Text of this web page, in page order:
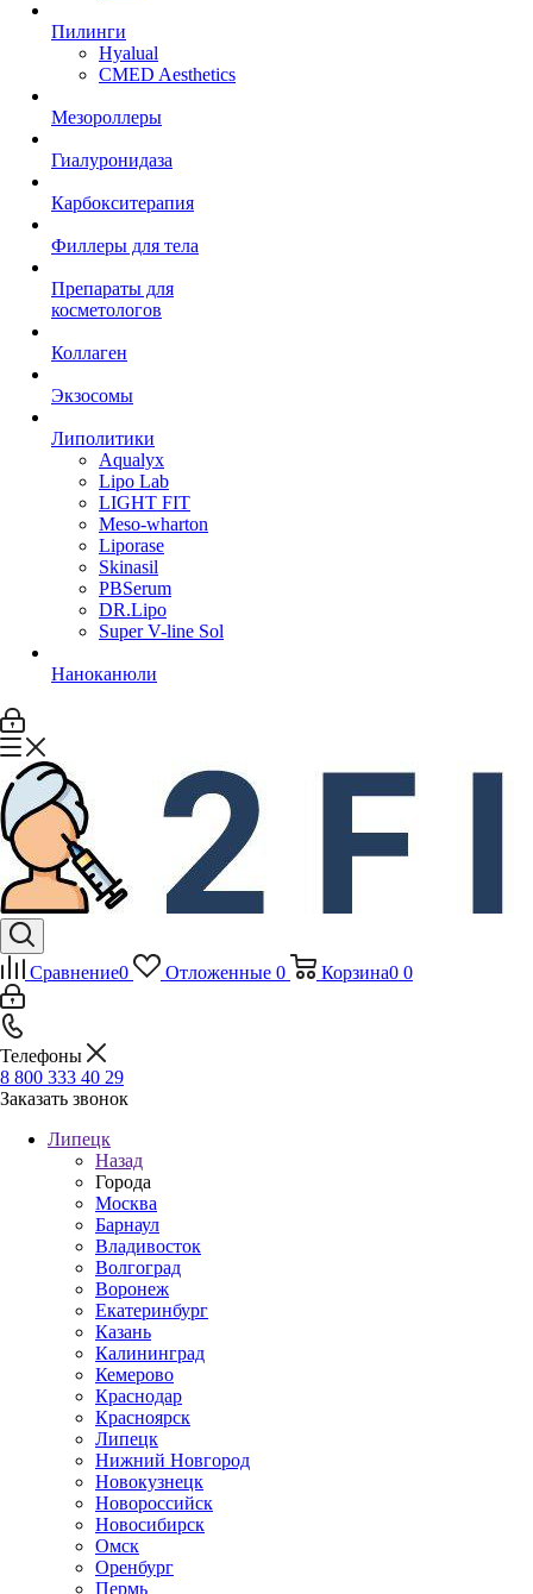
Пилинги
Hyalual
CMED Aesthetics
Мезороллеры
Гиалуронидаза
Карбокситерапия
Филлеры для тела
Препараты для
косметологов
Коллаген
Экзосомы
Липолитики
Aqualyx
Lipo Lab
LIGHT FIT
Meso-wharton
Liporase
Skinasil
PBSerum
DR.Lipo
Super V-line Sol
Наноканюли
Сравнение0 Отложенные 0 Корзина0 0
Телефоны
8 800 333 40 29
Заказать звонок
Липецк
Назад
Города
Москва
Барнаул
Владивосток
Волгоград
Воронеж
Екатеринбург
Казань
Калининград
Кемерово
Краснодар
Красноярск
Липецк
Нижний Новгород
Новокузнецк
Новороссийск
Новосибирск
Омск
Оренбург
Пермь